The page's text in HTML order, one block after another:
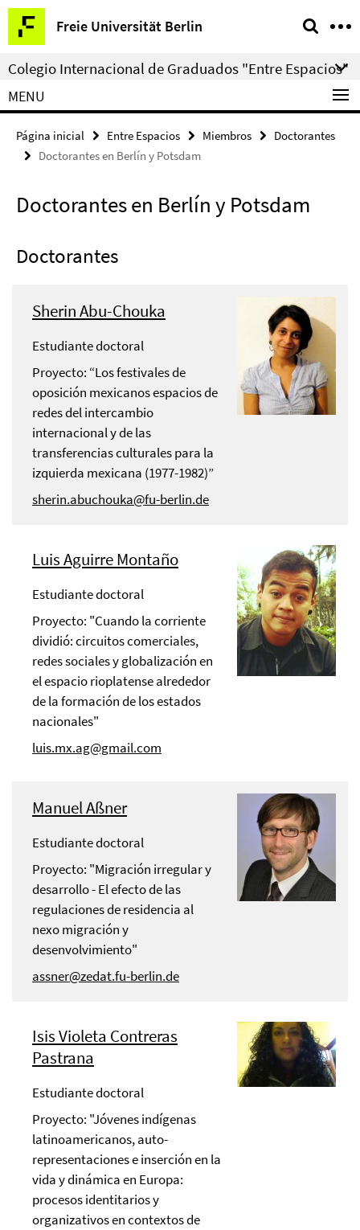
Springe
direkt
zu
Inhalt
Freie Universität Berlin
Herramientas
de
navegación
Colegio Internacional de Graduados "Entre Espacios"
MENU
Página inicial Entre Espacios Miembros
Doctorantes
Doctorantes en Berlín y Potsdam
Doctorantes en Berlín y Potsdam
Doctorantes
Sherin Abu-Chouka
Estudiante doctoral
Proyecto: “Los festivales de
oposición mexicanos espacios de
redes del intercambio
internacional y de las
transferencias culturales para la
izquierda mexicana (1977-1982)”
sherin.abuchouka@fu-berlin.de
Luis Aguirre Montaño
Estudiante doctoral
Proyecto: "Cuando la corriente
dividió: circuitos comerciales,
redes sociales y globalización en
el espacio rioplatense alrededor
de la formación de los estados
nacionales"
luis.mx.ag@gmail.com
Manuel Aßner
Estudiante doctoral
Proyecto: "Migración irregular y
desarrollo - El efecto de las
regulaciones de residencia al
nexo migración y
desenvolvimiento"
assner@zedat.fu-berlin.de
Isis Violeta Contreras
Pastrana
Estudiante doctoral
Proyecto: "Jóvenes indígenas
latinoamericanos, auto-
representaciones e inserción en la
vida y dinámica en Europa:
procesos identitarios y
organizativos en contextos de